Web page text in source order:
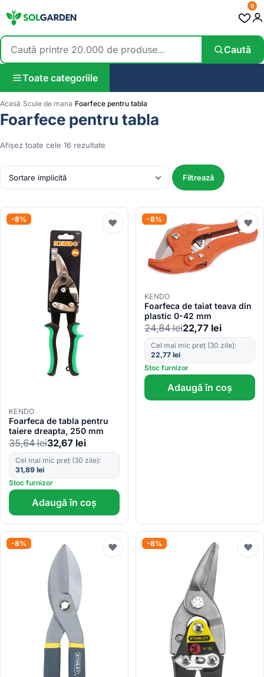
Caută
0
Toate categoriile
Acasă Scule de mana Foarfece pentru tabla
Foarfece pentru tabla
Afișez toate cele 16 rezultate
Filtrează
-8% ♥
KENDO
Foarfeca de tabla pentru
taiere dreapta, 250 mm
35,64lei32,67 lei
Cel mai mic preț (30 zile):
31,89 lei
Stoc furnizor
Adaugă în coș
-8% ♥
KENDO
Foarfeca de taiat teava din
plastic 0-42 mm
24,84lei22,77 lei
Cel mai mic preț (30 zile):
22,77 lei
Stoc furnizor
Adaugă în coș
-8% ♥ -8% ♥